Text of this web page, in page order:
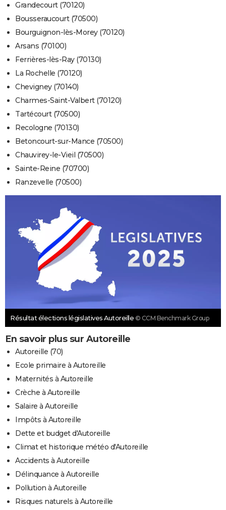
Grandecourt (70120)
Bousseraucourt (70500)
Bourguignon-lès-Morey (70120)
Arsans (70100)
Ferrières-lès-Ray (70130)
La Rochelle (70120)
Chevigney (70140)
Charmes-Saint-Valbert (70120)
Tartécourt (70500)
Recologne (70130)
Betoncourt-sur-Mance (70500)
Chauvirey-le-Vieil (70500)
Sainte-Reine (70700)
Ranzevelle (70500)
Résultat élections législatives Autoreille © CCM Benchmark Group
En savoir plus sur Autoreille
Autoreille (70)
Ecole primaire à Autoreille
Maternités à Autoreille
Crèche à Autoreille
Salaire à Autoreille
Impôts à Autoreille
Dette et budget d'Autoreille
Climat et historique météo d'Autoreille
Accidents à Autoreille
Délinquance à Autoreille
Pollution à Autoreille
Risques naturels à Autoreille